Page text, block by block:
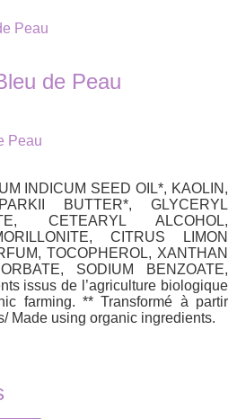
Peau
de Peau
Peau
INDICUM SEED OIL*, KAOLIN,
BUTTER*, GLYCERYL
CETEARYL ALCOHOL,
CITRUS LIMON
TOCOPHEROL, XANTHAN
SODIUM BENZOATE,
issus de l’agriculture biologique
farming. ** Transformé à partir
Made using organic ingredients.